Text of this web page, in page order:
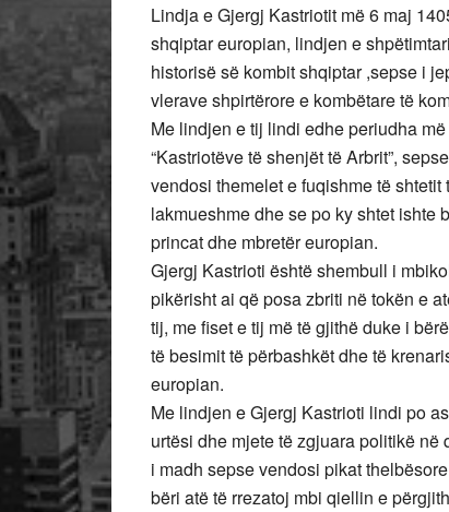
Lindja e Gjergj Kastriotit më 6 maj
shqiptar europian, lindjen e
historisë së kombit shqiptar ,sepse i
vlerave shpirtërore e kombëtare të
Me lindjen e tij lindi edhe periudha
“Kastriotëve të shenjët të Arbrit”,
vendosi themelet e fuqishme të
lakmueshme dhe se po ky shtet ishte
princat dhe mbretër europian.
Gjergj Kastrioti është shembull i
pikërisht ai që posa zbriti në tokën e
tij, me fiset e tij më të gjithë duke i
të besimit të përbashkët dhe të
europian.
Me lindjen e Gjergj Kastrioti lindi po
urtësi dhe mjete të zgjuara politikë
i madh sepse vendosi pikat
bëri atë të rrezatoj mbi qiellin e